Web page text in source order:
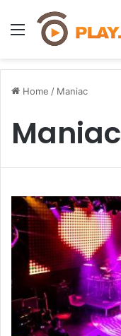
Menu
Home / Maniac
Maniac